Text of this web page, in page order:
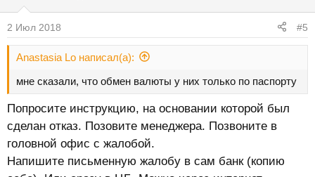
2 Июл 2018 #5
Anastasia Lo написал(а):
мне сказали, что обмен валюты у них только по паспорту
Попросите инструкцию, на основании которой был
сделан отказ. Позовите менеджера. Позвоните в
головной офис с жалобой.
Напишите письменную жалобу в сам банк (копию